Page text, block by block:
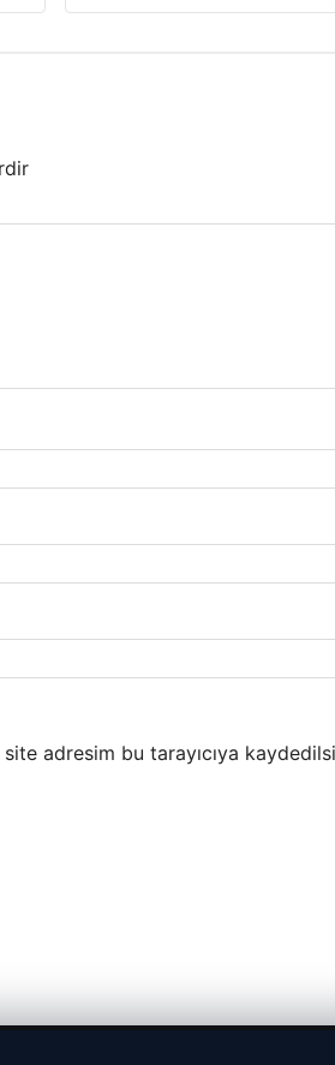
adresim bu tarayıcıya